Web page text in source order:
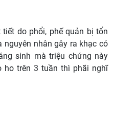
do phổi, phế quản bị tổn
nhân gây ra khạc có
sinh mà triệu chứng này
ho trên 3 tuần thì phãi nghĩ